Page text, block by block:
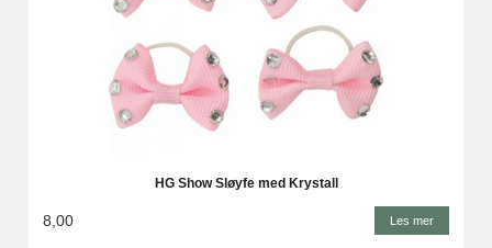
HG Show Sløyfe med Krystall
8,00 Les mer